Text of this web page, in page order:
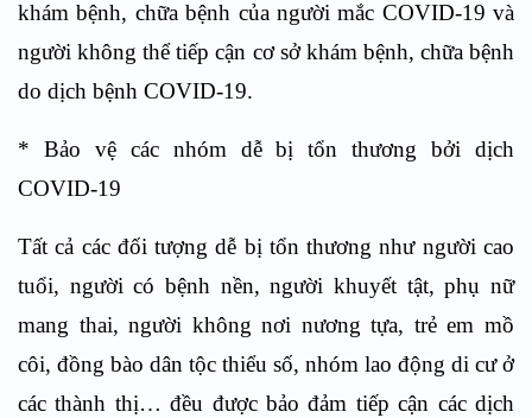
khám bệnh, chữa bệnh của người mắc COVID-19 và
người không thể tiếp cận cơ sở khám bệnh, chữa bệnh
do dịch bệnh COVID-19.
* Bảo vệ các nhóm dễ bị tổn thương bởi dịch
COVID-19
Tất cả các đối tượng dễ bị tổn thương như người cao
tuổi, người có bệnh nền, người khuyết tật, phụ nữ
mang thai, người không nơi nương tựa, trẻ em mồ
côi, đồng bào dân tộc thiểu số, nhóm lao động di cư ở
các thành thị… đều được bảo đảm tiếp cận các dịch